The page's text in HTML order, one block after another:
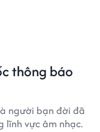
thông báo
người bạn đời đã
lĩnh vực âm nhạc.